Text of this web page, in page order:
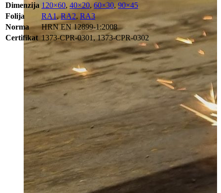
Dimenzija 120×60, 40×20, 60×30, 90×45
Folija
RA1,RA2, RA3
Norma
HRN EN 12899-1:2008
Certifikat 1373-CPR-0301, 1373-CPR-0302